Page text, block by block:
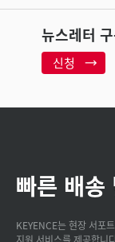
뉴스레터
신청
빠른 배송
KEYENCE는 현장 서포